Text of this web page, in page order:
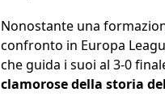
Nonostante una
confronto in Europa
che guida i suoi al 3-0
clamorose della storia